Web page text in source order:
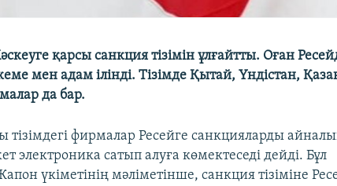
қарсы санкция тізімін ұлғайтты. Оған
мен адам ілінді. Тізімде Қытай, Үндістан,
да бар.
тізімдегі фирмалар Ресейге санкцияларды
электроника сатып алуға көмектеседі дейді. Бұл
үкіметінің мәліметінше, санкция тізіміне